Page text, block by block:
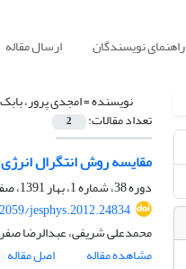
راهنمای نویسندگان ارسال مقاله
نویسنده =امجدی پرور، بابک
تعداد مقالات: 2
مقایسه روش انتگرال
دوره 38، شماره 1، بهار 1391، صفحه
jesphys.2012.24834
محمدعلی شریفی، عبدالرضا
مشاهده مقاله
اصل مقاله